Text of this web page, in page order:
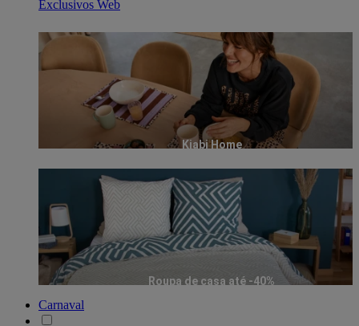
Exclusivos Web
Kiabi Home
Roupa de casa até -40%
Carnaval